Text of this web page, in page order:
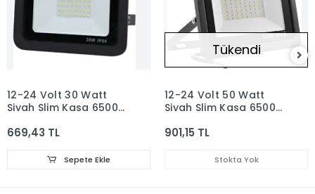
12-24 Volt 30 Watt
Siyah Slim Kasa 6500K
Projektör
669,43 TL
Sepete Ekle
Tükendi
12-24 Volt 50 Watt
Siyah Slim Kasa 6500K
Projektör
901,15 TL
Stokta Yok